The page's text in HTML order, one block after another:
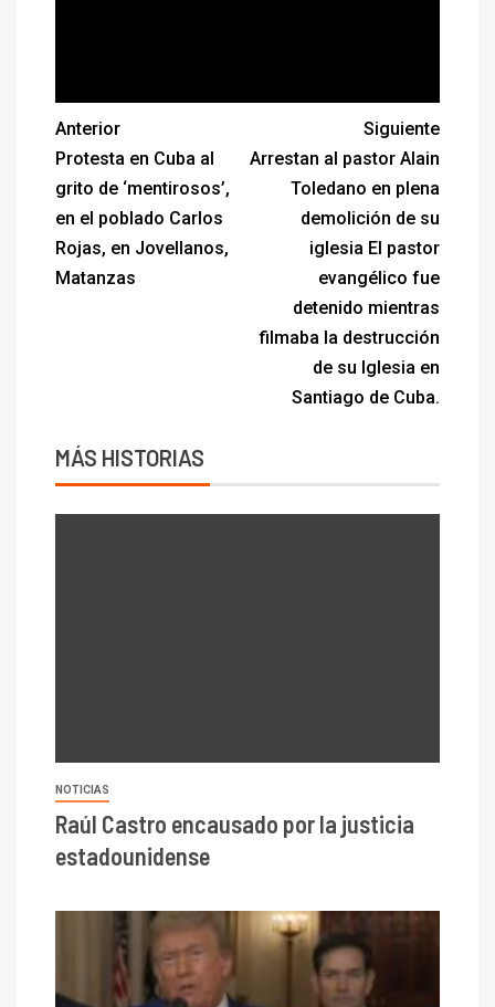
Anterior
Protesta en Cuba al
grito de ‘mentirosos’,
en el poblado Carlos
Rojas, en Jovellanos,
Matanzas
Siguiente
Arrestan al pastor Alain
Toledano en plena
demolición de su
iglesia El pastor
evangélico fue
detenido mientras
filmaba la destrucción
de su Iglesia en
Santiago de Cuba.
MÁS HISTORIAS
NOTICIAS
Raúl Castro encausado por la justicia
estadounidense